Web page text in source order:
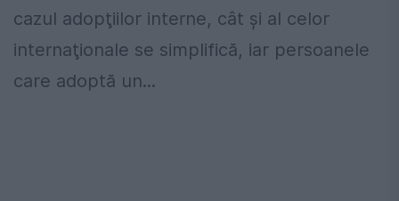
cazul adopţiilor interne, cât şi al celor
internaţionale se simplifică, iar persoanele
care adoptă un...